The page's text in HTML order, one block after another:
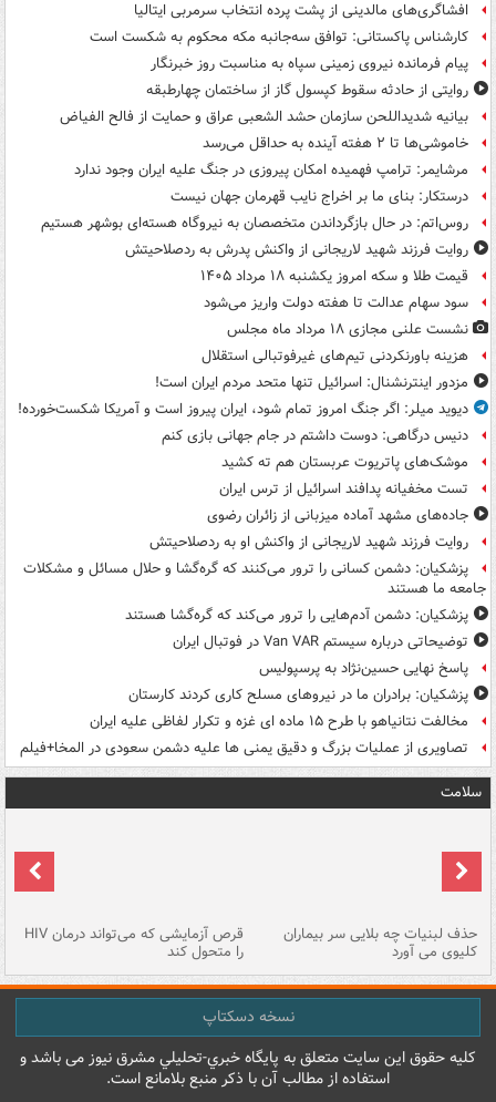
افشاگری‌های مالدینی از پشت پرده انتخاب سرمربی ایتالیا
کارشناس پاکستانی: توافق سه‌جانبه مکه محکوم به شکست است
پیام فرمانده نیروی زمینی سپاه به مناسبت روز خبرنگار
روایتی از حادثه سقوط کپسول گاز از ساختمان چهارطبقه
بیانیه شدیداللحن سازمان حشد الشعبی عراق و حمایت از فالح الفیاض
خاموشی‌ها تا ۲ هفته آینده به حداقل می‌رسد
مرشایمر: ترامپ فهمیده امکان پیروزی در جنگ علیه ایران وجود ندارد
درستکار: بنای ما بر اخراج نایب قهرمان جهان نیست
روس‌اتم: در حال بازگرداندن متخصصان به نیروگاه هسته‌ای بوشهر هستیم
روایت فرزند شهید لاریجانی از واکنش پدرش به ردصلاحیتش
قیمت طلا و سکه امروز یکشنبه ۱۸ مرداد ۱۴۰۵
سود سهام عدالت تا هفته دولت واریز می‌شود
نشست علنی مجازی ۱۸ مرداد ماه مجلس
هزینه باورنکردنی تیم‌های غیرفوتبالی استقلال
مزدور اینترنشنال: اسرائیل تنها متحد مردم ایران است!
دیوید میلر: اگر جنگ امروز تمام شود، ایران پیروز است و آمریکا شکست‌خورده!
دنیس درگاهی: دوست داشتم در جام جهانی بازی کنم
موشک‌های پاتریوت عربستان هم ته‌ کشید
تست مخفیانه پدافند اسرائیل از ترس ایران
جاده‌های مشهد آماده میزبانی از زائران رضوی
روایت فرزند شهید لاریجانی از واکنش او به ردصلاحیتش
پزشکیان: دشمن کسانی را ترور می‌کنند که گره‌گشا و حلال مسائل و مشکلات
جامعه ما هستند
پزشکیان: دشمن آدم‌هایی را ترور می‌کند که گره‌گشا هستند
توضیحاتی درباره سیستم Van VAR در فوتبال ایران
پاسخ نهایی حسین‌نژاد به پرسپولیس
پزشکیان: برادران ما در نیروهای مسلح کاری کردند کارستان
مخالفت نتانیاهو با طرح ۱۵ ماده ای غزه و تکرار لفاظی علیه ایران
تصاویری از عملیات بزرگ و دقیق یمنی ها علیه دشمن سعودی در المخا+فیلم
سلامت
حذف لبنیات چه بلایی سر بیماران
کلیوی می آورد
قرص آزمایشی که می‌تواند درمان HIV
را متحول کند
نسخه دسکتاپ
کليه حقوق اين سايت متعلق به پایگاه خبري-تحليلي مشرق نيوز می باشد و
استفاده از مطالب آن با ذکر منبع بلامانع است.